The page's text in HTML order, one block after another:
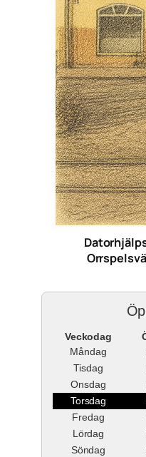
Veckodag
Måndag
Tisdag
Onsdag
Torsdag
Fredag
Lördag
Söndag